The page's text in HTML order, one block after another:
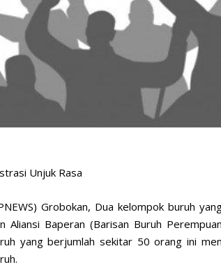
Unjuk Rasa
Grobokan, Dua kelompok buruh
Aliansi Baperan (Barisan Buruh
yang berjumlah sekitar 50 orang ini